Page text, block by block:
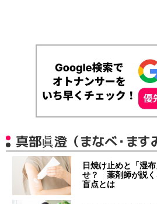
真部眞澄（まなべ・ま
日焼け止めと「湿
せ？ 薬剤師が説く
盲点とは